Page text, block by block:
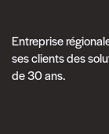
Entreprise
ses clients des
de 30 ans.